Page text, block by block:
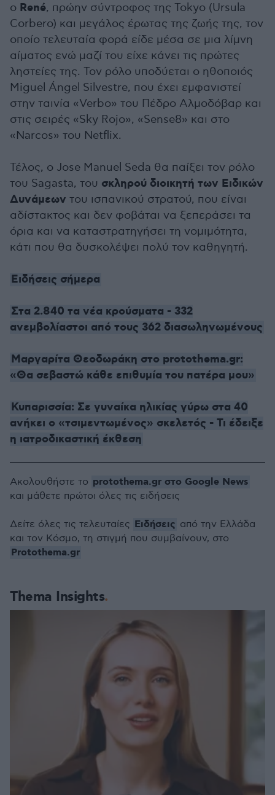
ο René, πρώην σύντροφος της Tokyo (Ursula
Corbero) και μεγάλος έρωτας της ζωής της, τον
οποίο τελευταία φορά είδε μέσα σε μια λίμνη
αίματος ενώ μαζί του είχε κάνει τις πρώτες
ληστείες της. Τον ρόλο υποδύεται ο ηθοποιός
Miguel Ángel Silvestre, που έχει εμφανιστεί
στην ταινία «Verbo» του Πέδρο Αλμοδόβαρ και
στις σειρές «Sky Rojo», «Sense8» και στο
«Narcos» του Netflix.
Τέλος, ο Jose Manuel Seda θα παίξει τον ρόλο
του Sagasta, του σκληρού διοικητή των Ειδικών
Δυνάμεων του ισπανικού στρατού, που είναι
αδίστακτος και δεν φοβάται να ξεπεράσει τα
όρια και να καταστρατηγήσει τη νομιμότητα,
κάτι που θα δυσκολέψει πολύ τον καθηγητή.
Ειδήσεις σήμερα
Στα 2.840 τα νέα κρούσματα - 332
ανεμβολίαστοι από τους 362 διασωληνωμένους
Μαργαρίτα Θεοδωράκη στο protothema.gr:
«Θα σεβαστώ κάθε επιθυμία του πατέρα μου»
Κυπαρισσία: Σε γυναίκα ηλικίας γύρω στα 40
ανήκει ο «τσιμεντωμένος» σκελετός - Τι έδειξε
η ιατροδικαστική έκθεση
Thema Insights
Ακολουθήστε το protothema.gr στο Google News
και μάθετε πρώτοι όλες τις ειδήσεις
Δείτε όλες τις τελευταίες Ειδήσεις από την Ελλάδα
και τον Κόσμο, τη στιγμή που συμβαίνουν, στο
Protothema.gr